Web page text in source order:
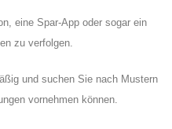
eine Spar-App oder sogar ein
zu verfolgen.
und suchen Sie nach Mustern
vornehmen können.